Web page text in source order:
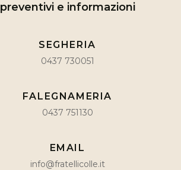
preventivi e informazioni
SEGHERIA
0437 730051
FALEGNAMERIA
0437 751130
EMAIL
info@fratellicolle.it